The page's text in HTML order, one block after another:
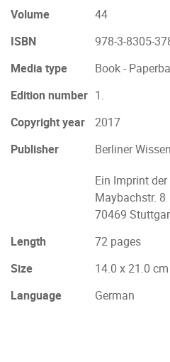
Volume
44
ISBN
978-3-8305-
Media type
Book -
Edition number 1.
Copyright year
2017
Publisher
Berliner
Ein Imprint
Maybachstr. 8
70469
Length
72 pages
Size
14.0 x 21.0 cm
Language
German